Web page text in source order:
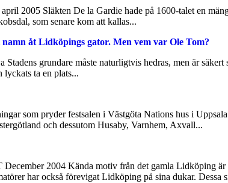
2005 Släkten De la Gardie hade på 1600-talet en
som senare kom att kallas...
åt Lidköpings gator. Men vem var Ole Tom?
grundare måste naturligtvis hedras, men är säkert
ta en plats...
som pryder festsalen i Västgöta Nations hus i
och dessutom Husaby, Varnhem, Axvall...
2004 Kända motiv från det gamla Lidköping
har också förevigat Lidköping på sina dukar. Dessa